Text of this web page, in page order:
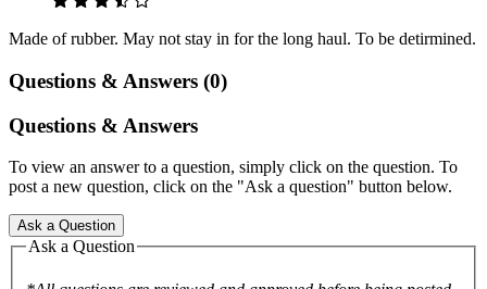
Made of rubber. May not stay in for the long haul. To be detirmined.
Questions & Answers (0)
Questions & Answers
To view an answer to a question, simply click on the question. To
post a new question, click on the "Ask a question" button below.
Ask a Question
Ask a Question